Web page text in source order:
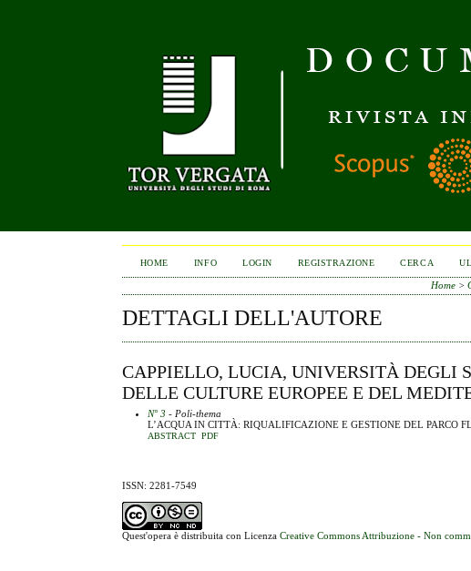
HOME INFO LOGIN REGISTRAZIONE CERCA
Home>
DETTAGLI DELL'AUTORE
CAPPIELLO, LUCIA, UNIVERSITÀ DEGLI
DELLE CULTURE EUROPEE E DEL
N° 3 - Poli-thema
L’ACQUA IN CITTÀ: RIQUALIFICAZIONE E GESTIONE DEL PARCO
ABSTRACT PDF
ISSN: 2281-7549
Quest'opera è distribuita con LicenzaCreative Commons Attribuzione - Non